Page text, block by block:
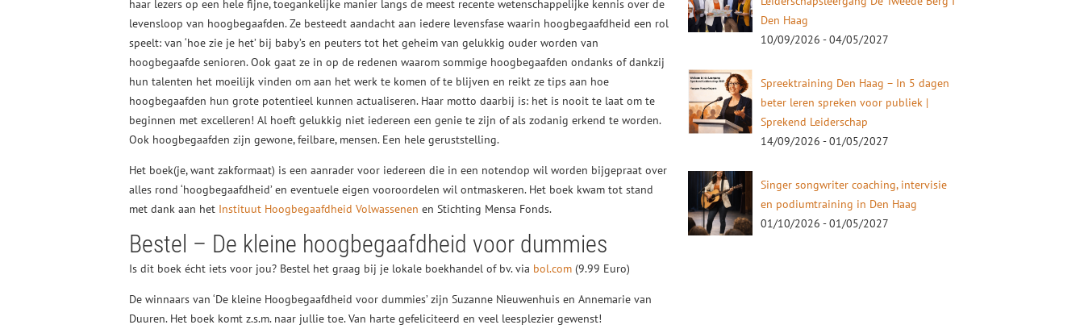
haar lezers op een hele fijne, toegankelijke manier langs de meest recente wetenschappelijke kennis over de
levensloop van hoogbegaafden. Ze besteedt aandacht aan iedere levensfase waarin hoogbegaafdheid een rol
speelt: van ‘hoe zie je het’ bij baby’s en peuters tot het geheim van gelukkig ouder worden van
hoogbegaafde senioren. Ook gaat ze in op de redenen waarom sommige hoogbegaafden ondanks of dankzij
hun talenten het moeilijk vinden om aan het werk te komen of te blijven en reikt ze tips aan hoe
hoogbegaafden hun grote potentieel kunnen actualiseren. Haar motto daarbij is: het is nooit te laat om te
beginnen met excelleren! Al hoeft gelukkig niet iedereen een genie te zijn of als zodanig erkend te worden.
Ook hoogbegaafden zijn gewone, feilbare, mensen. Een hele geruststelling.
Het boek(je, want zakformaat) is een aanrader voor iedereen die in een notendop wil worden bijgepraat over
alles rond ‘hoogbegaafdheid’ en eventuele eigen vooroordelen wil ontmaskeren. Het boek kwam tot stand
met dank aan het Instituut Hoogbegaafdheid Volwassenen en Stichting Mensa Fonds.
Bestel – De kleine hoogbegaafdheid voor dummies
Is dit boek écht iets voor jou? Bestel het graag bij je lokale boekhandel of bv. via bol.com (9.99 Euro)
De winnaars van ‘De kleine Hoogbegaafdheid voor dummies’ zijn Suzanne Nieuwenhuis en Annemarie van
Duuren. Het boek komt z.s.m. naar jullie toe. Van harte gefeliciteerd en veel leesplezier gewenst!
Den Haag
10/09/2026 - 04/05/2027
Spreektraining Den Haag – In 5 dagen
beter leren spreken voor publiek |
Sprekend Leiderschap
14/09/2026 - 01/05/2027
Singer songwriter coaching, intervisie
en podiumtraining in Den Haag
01/10/2026 - 01/05/2027